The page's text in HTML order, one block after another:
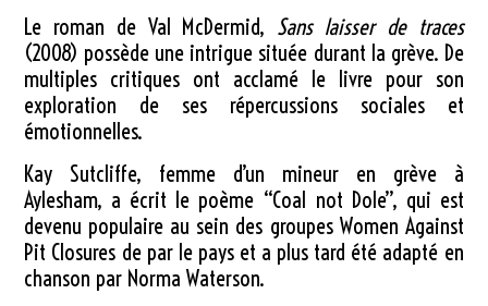
Le roman de Val McDermid, Sans laisser de traces
(2008) possède une intrigue située durant la grève. De
multiples critiques ont acclamé le livre pour son
exploration de ses répercussions sociales et
émotionnelles.
Kay Sutcliffe, femme d’un mineur en grève à
Aylesham, a écrit le poème “Coal not Dole”, qui est
devenu populaire au sein des groupes Women Against
Pit Closures de par le pays et a plus tard été adapté en
chanson par Norma Waterson.